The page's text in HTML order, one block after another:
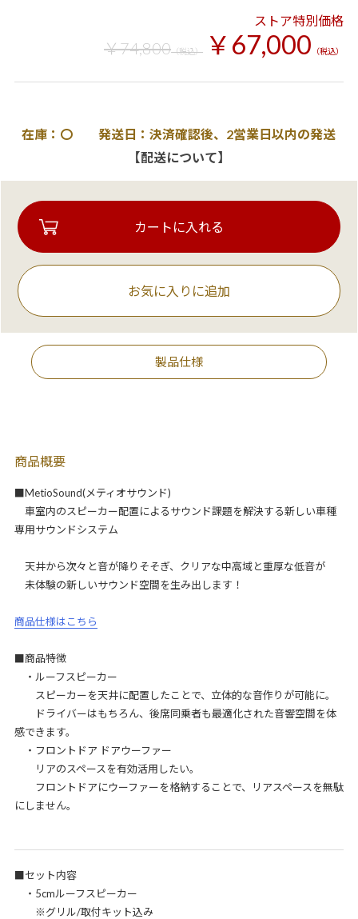
ストア特別価格
￥74,800（税込） ￥67,000 （税込）
在庫：〇 発送日：決済確認後、2営業日以内の発送
【配送について】
お気に入りに追加
製品仕様
商品概要
■MetioSound(メティオサウンド)
車室内のスピーカー配置によるサウンド課題を解決する新しい車種
専用サウンドシステム
天井から次々と音が降りそそぎ、クリアな中高域と重厚な低音が
未体験の新しいサウンド空間を生み出します！
商品仕様はこちら
■商品特徴
・ルーフスピーカー
スピーカーを天井に配置したことで、立体的な音作りが可能に。
ドライバーはもちろん、後席同乗者も最適化された音響空間を体
感できます。
・フロントドア ドアウーファー
リアのスペースを有効活用したい。
フロントドアにウーファーを格納することで、リアスペースを無駄
にしません。
■セット内容
・5cmルーフスピーカー
※グリル/取付キット込み